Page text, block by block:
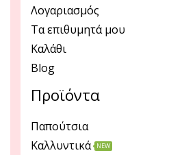
Λογαριασμός
Τα επιθυμητά μου
Καλάθι
Blog
Προϊόντα
Παπούτσια
Καλλυντικά
NEW